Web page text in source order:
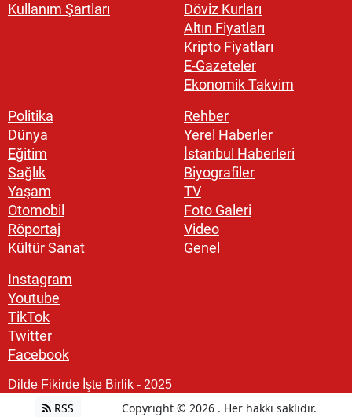
Kullanım Şartları
Döviz Kurları
Altın Fiyatları
Kripto Fiyatları
E-Gazeteler
Ekonomik Takvim
Politika
Dünya
Eğitim
Sağlık
Yaşam
Otomobil
Röportaj
Kültür Sanat
Rehber
Yerel Haberler
İstanbul Haberleri
Biyografiler
TV
Foto Galeri
Video
Genel
Instagram
Youtube
TikTok
Twitter
Facebook
Dilde Fikirde İşte Birlik - 2025
RSS Copyright © 2026 . Her hakkı saklıdır.